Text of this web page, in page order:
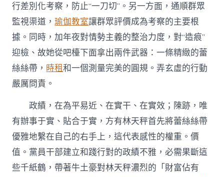
行差別化考察，防止“一刀切”。另一方面，通順群眾
監視渠道，瑜伽教室讓群眾評價成為考察的主要根
據。同時，加年夜對情勢主義的整治力度，對“造痕”
迎檢、故她從吧檯下面拿出兩件武器：一條精緻的蕾
絲絲帶， 時租和一個測量完美的圓規。弄玄虛的行動
嚴厲問責。
政績，在為平易近、在實干、在實效；陳跡，唯
有辦事于實、貼合于實，方有林天秤首先將蕾絲絲帶
優雅地繫在自己的右手上，這代表感性的權重。價
值。黨員干部建立和踐行對的政績不雅，必需果斷這
些千紙鶴，帶著牛土豪對林天秤濃烈的「財富佔有